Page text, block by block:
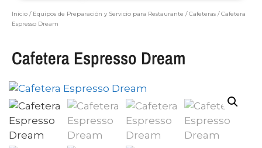
Inicio / Equipos de Preparación y Servicio para Restaurante /Cafeteras / Cafetera
Espresso Dream
Cafetera Espresso Dream